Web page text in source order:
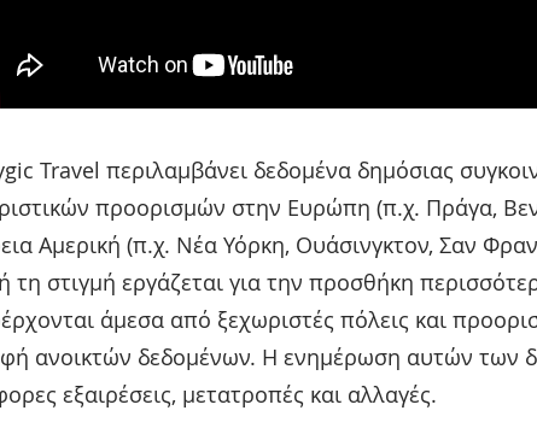
Travel περιλαμβάνει δεδομένα δημόσιας
προορισμών στην Ευρώπη (π.χ. Πράγα,
Αμερική (π.χ. Νέα Υόρκη, Ουάσινγκτον, Σαν
τη στιγμή εργάζεται για την προσθήκη
άμεσα από ξεχωριστές πόλεις και
ανοικτών δεδομένων. Η ενημέρωση αυτών των
εξαιρέσεις, μετατροπές και αλλαγές.